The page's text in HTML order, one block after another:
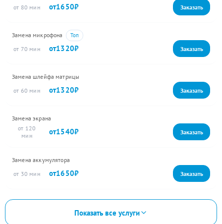
80
1650
Замена микрофона
70
1320
Замена шлейфа матрицы
60
1320
Замена экрана
120
1540
Замена аккумулятора
30
1650
Показать все услуги